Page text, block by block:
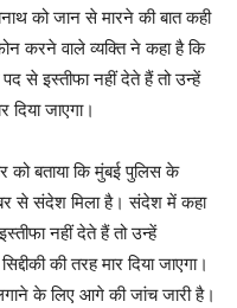
को जान से मारने की बात कही
करने वाले व्यक्ति ने कहा है कि
से इस्तीफा नहीं देते हैं तो उन्हें
दिया जाएगा।
को बताया कि मुंबई पुलिस के
से संदेश मिला है। संदेश में कहा
नहीं देते हैं तो उन्हें
की तरह मार दिया जाएगा।
के लिए आगे की जांच जारी है।